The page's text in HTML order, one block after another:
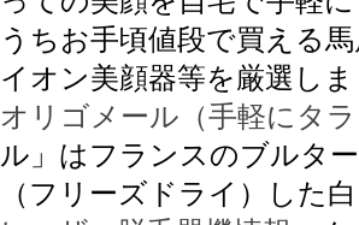
うちお手頃値段で買える
イオン美顔器等を厳選し
オリゴメール（手軽にタ
ル」はフランスのブルタ
（フリーズドライ）した